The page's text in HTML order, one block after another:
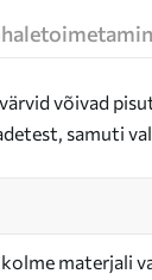
võivad
samuti
kolme materjali